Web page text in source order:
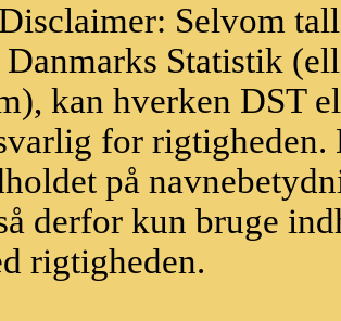
Selvom
Statistik
kan hverken DST
for
på
derfor kun bruge
rigtigheden.